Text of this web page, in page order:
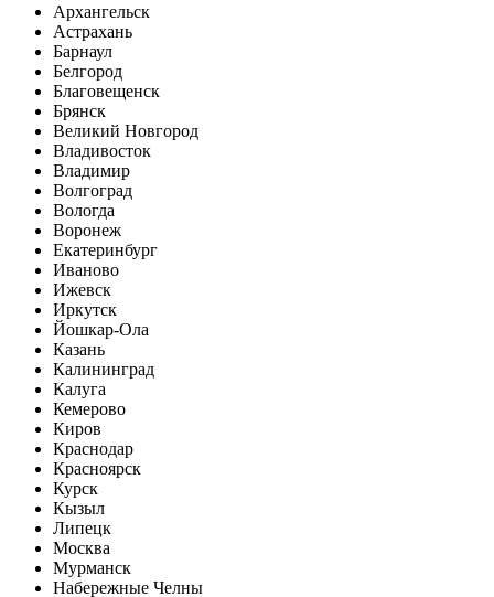
Архангельск
Астрахань
Барнаул
Белгород
Благовещенск
Брянск
Великий Новгород
Владивосток
Владимир
Волгоград
Вологда
Воронеж
Екатеринбург
Иваново
Ижевск
Иркутск
Йошкар-Ола
Казань
Калининград
Калуга
Кемерово
Киров
Краснодар
Красноярск
Курск
Кызыл
Липецк
Москва
Мурманск
Набережные Челны